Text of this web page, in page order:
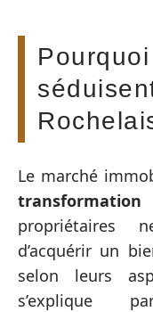
Le marché
propriétaires
d’acquérir un
selon leurs
s’explique